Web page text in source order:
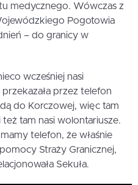
medycznego. Wówczas z
Pogotowia
– do granicy w
wcześniej nasi
przekazała przez telefon
do Korczowej, więc tam
tam nasi wolontariusze.
telefon, że właśnie
Straży Granicznej,
Sekuła.